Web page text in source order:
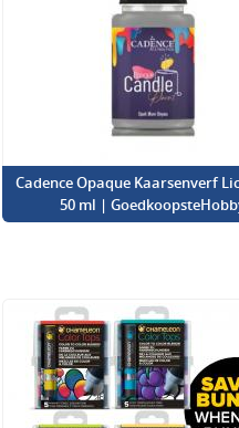
Cadence Opaque Kaarsenverf
50 ml |